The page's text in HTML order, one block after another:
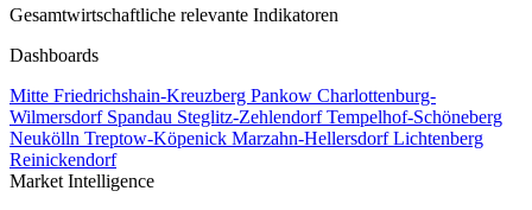
Gesamtwirtschaftliche relevante Indikatoren
Dashboards
Mitte Friedrichshain-Kreuzberg Pankow Charlottenburg-
Wilmersdorf Spandau Steglitz-ZehlendorfTempelhof-Schöneberg
Neukölln Treptow-Köpenick Marzahn-HellersdorfLichtenberg
Reinickendorf
Market Intelligence